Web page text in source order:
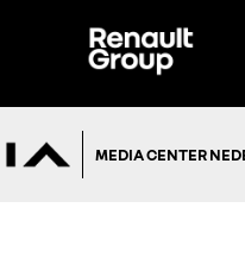
MEDIA CENTER